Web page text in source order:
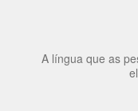
A língua que as